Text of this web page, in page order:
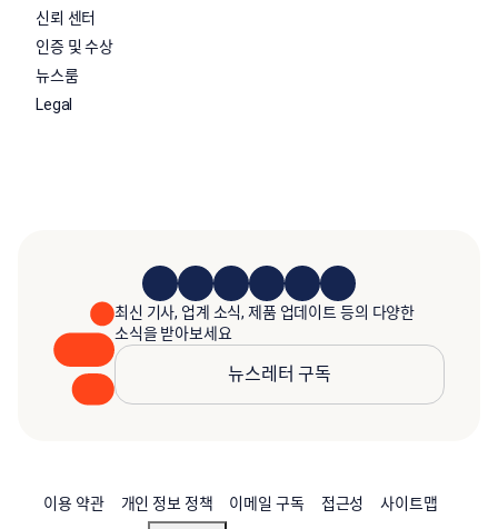
신뢰 센터
인증 및 수상
뉴스룸
Legal
최신 기사, 업계 소식, 제품 업데이트 등의 다양한
소식을 받아보세요
뉴스레터 구독
이용 약관 개인 정보 정책 이메일 구독 접근성 사이트맵